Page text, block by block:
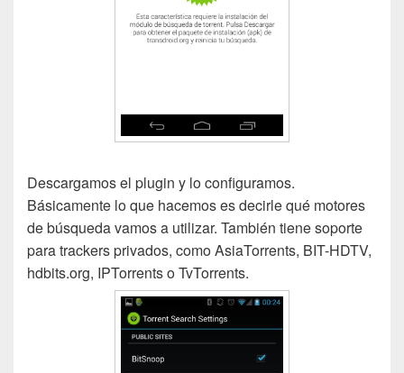
Descargamos el plugin y lo configuramos.
Básicamente lo que hacemos es decirle qué motores
de búsqueda vamos a utilizar. También tiene soporte
para trackers privados, como AsiaTorrents, BIT-HDTV,
hdbits.org, IPTorrents o TvTorrents.